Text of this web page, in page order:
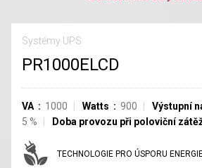
Systémy UPS
PR1000ELCD
VA 1000 Watts 900 Výstupní
5 % Doba provozu při poloviční
TECHNOLOGIE PRO ÚSPORU